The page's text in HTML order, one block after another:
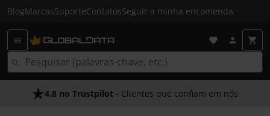
BlogMarcasSuporteContatosSeguir a minha encomenda
4.8 no Trustpilot - Clientes que confiam em nós